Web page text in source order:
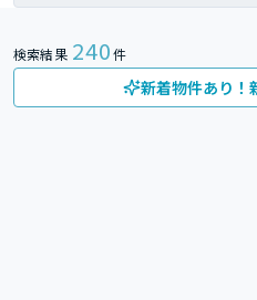
検索結果 240件
新着物件あり！